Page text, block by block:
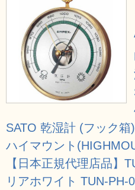
SATO 乾湿計 (フック箱)
ハイマウント
【日本正規代理店品】
リアホワイト TUN-PH-